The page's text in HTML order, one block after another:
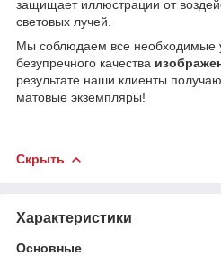
защищает иллюстрации от
световых лучей.
Мы соблюдаем все необходимые
безупречного качества
результате наши клиенты
матовые экземпляры!
Скрыть
Характеристики
Основные